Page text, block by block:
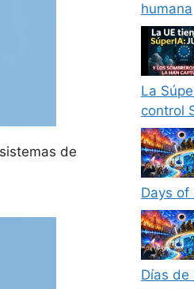
de
humana
La
control
Days of
Días de